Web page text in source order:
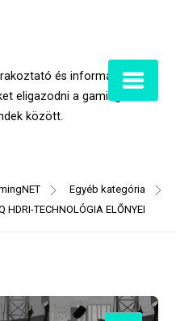
és informatív
eligazodni a gaming
között.
Egyéb kategória
HDRI-TECHNOLÓGIA ELŐNYEI